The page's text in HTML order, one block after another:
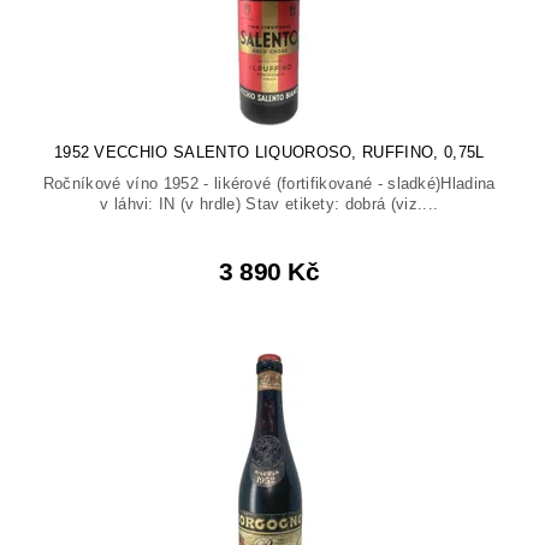
1952 VECCHIO SALENTO LIQUOROSO, RUFFINO, 0,75L
Ročníkové víno 1952 - likérové (fortifikované - sladké)Hladina
v láhvi: IN (v hrdle) Stav etikety: dobrá (viz....
3 890 Kč